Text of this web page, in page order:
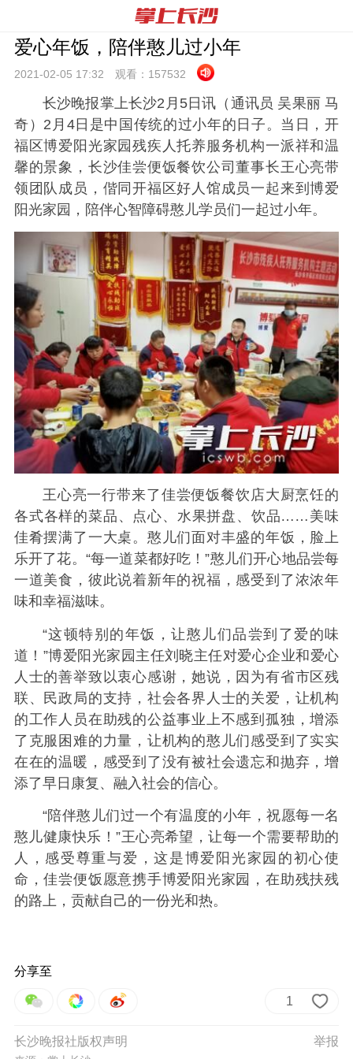
爱心年饭，陪伴憨儿过小年
2021-02-05 17:32 观看： 157532
长沙晚报掌上长沙2月5日讯 （通讯员 吴果丽 马
奇） 2 月 4日是中国传统的过小年的日子。当日，开
福区博爱阳光家园残疾人托养服务机构一派祥和温
馨的景象，长沙佳尝便饭餐饮公司董事长王心亮带
领团队成员，偕同开福区好人馆成员一起来到博爱
阳光家园，陪伴心智障碍憨儿学员们一起过小年。
王心亮一行带来了佳尝便饭餐饮店大厨烹饪的
各式各样的菜品、点心、水果拼盘、饮品……美味
佳肴摆满了一大桌。憨儿们面对丰盛的年饭，脸上
乐开了花。“每一道菜都好吃！”憨儿们开心地品尝每
一道美食，彼此说着新年的祝福，感受到了浓浓年
味和幸福滋味。
“这顿特别的年饭，让憨儿们品尝到了爱的味
道！”博爱阳光家园主任刘晓主任对爱心企业和爱心
人士的善举致以衷心感谢，她说，因为有省市区残
联、民政局的支持，社会各界人士的关爱，让机构
的工作人员在助残的公益事业上不感到孤独，增添
了克服困难的力量，让机构的憨儿们感受到了实实
在在的温暖，感受到了没有被社会遗忘和抛弃，增
添了早日康复、融入社会的信心。
“陪伴憨儿们过一个有温度的小年，祝愿每一名
憨儿健康快乐！”王心亮希望，让每一个需要帮助的
人，感受尊重与爱，这是博爱阳光家园的初心使
命，佳尝便饭愿意携手博爱阳光家园，在助残扶残
的路上，贡献自己的一份光和热。
分享至
1
举报
长沙晚报社版权声明